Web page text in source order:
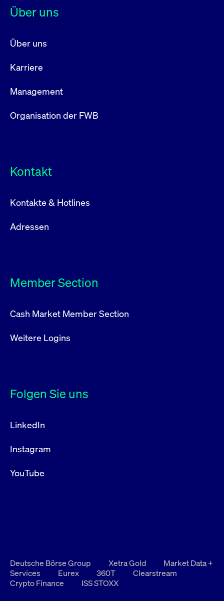
Über uns
Über uns
Karriere
Management
Organisation der FWB
Kontakt
Kontakte & Hotlines
Adressen
Member Section
Cash Market Member Section
Weitere Logins
Folgen Sie uns
LinkedIn
Instagram
YouTube
Deutsche Börse Group Xetra Gold
Market Data +
Services
Eurex 360T
Clearstream
Crypto Finance
ISS STOXX